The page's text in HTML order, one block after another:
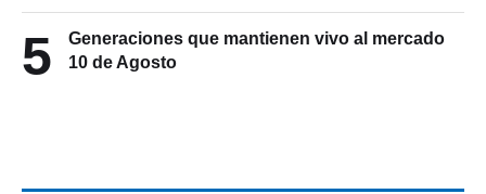
5
Generaciones que mantienen vivo al mercado
10 de Agosto